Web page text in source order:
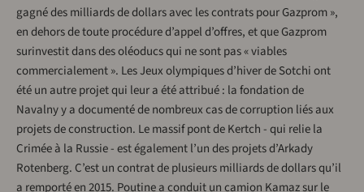
gagné des milliards de dollars avec les contrats pour Gazprom »,
en dehors de toute procédure d’appel d’offres, et que Gazprom
surinvestit dans des oléoducs qui ne sont pas « viables
commercialement ». Les Jeux olympiques d’hiver de Sotchi ont
été un autre projet qui leur a été attribué : la fondation de
Navalny y a documenté de nombreux cas de corruption liés aux
projets de construction. Le massif pont de Kertch - qui relie la
Crimée à la Russie - est également l’un des projets d’Arkady
Rotenberg. C’est un contrat de plusieurs milliards de dollars qu’il
a remporté en 2015. Poutine a conduit un camion Kamaz sur le